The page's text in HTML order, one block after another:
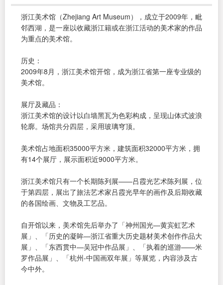
浙江美术馆（Zhejiang Art Museum），成立于2009年，毗
邻西湖，是一座以收藏浙江籍或在浙江活动的美术家的作品
为重点的美术馆。
历史：
2009年8月，浙江美术馆开馆，成为浙江省第一座专业级的
美术馆。
展厅及藏品：
浙江美术馆的设计以白墙黑瓦为色彩构成，呈现山体式波浪
轮廓。场馆共分四层，采用玻璃穹顶。
美术馆占地面积35000平方米，建筑面积32000平方米，拥
有14个展厅，展示面积近9000平方米。
浙江美术馆只有一个长期陈列展——吕霞光艺术陈列展，位
于第四层，展出了旅法艺术家吕霞光早年的画作及后期收藏
的各国绘画、文物及工艺品。
自开馆以来，美术馆先后举办了「神州国光—黄宾虹艺术
展」、「历史的凝眸—浙江省重大历史题材美术创作作品大
展」、「东西贯中—吴冠中作品展」、「执着的巡游——米
罗作品展」、「杭州-中国画双年展」等展览，内容涉及古
今中外。